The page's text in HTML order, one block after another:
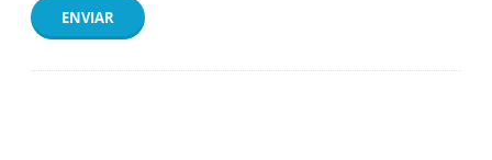
ENVIAR